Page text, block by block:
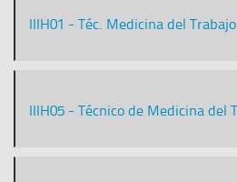
IIIH01 - Téc. Medicina del
IIIH05 - Técnico de Medicina del